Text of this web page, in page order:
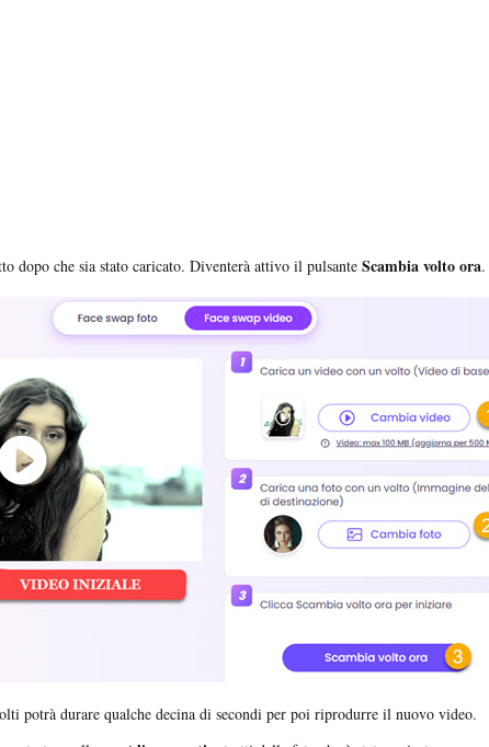
dopo che sia stato caricato. Diventerà attivo il pulsante Scambia volto ora.
potrà durare qualche decina di secondi per poi riprodurre il nuovo video.